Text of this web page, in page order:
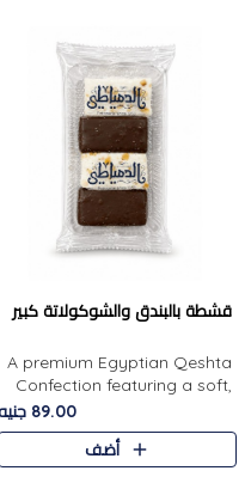
قشطة بالبندق والشوكولاتة كبير
A premium Egyptian Qeshta
Confection featuring a soft,
creamy texture paired with a
rich layer of premium
chocolate and the distinctive
89.00 جنيه
أضف